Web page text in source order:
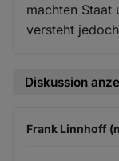
machten Staat
versteht
Diskussion
Frank Linnhoff